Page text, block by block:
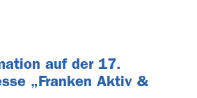
auf der 17.
„Franken Aktiv &